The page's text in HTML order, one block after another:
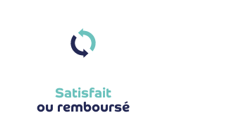
Satisfait
ou remboursé